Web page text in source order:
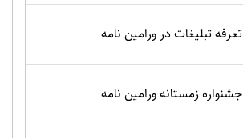
تعرفه تبلیغات در ورامین نامه
جشنواره زمستانه ورامین نامه